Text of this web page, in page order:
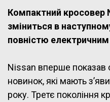
Компактний кросовер
зміниться в
повністю електричним
Nissan вперше показав
новинок, які мають
року. Третє покоління